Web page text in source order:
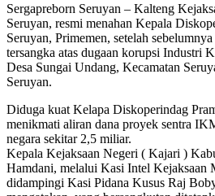
Sergapreborn Seruyan – Kalteng
Seruyan, resmi menahan Kepala
Seruyan, Primemen, setelah
tersangka atas dugaan korupsi Industri
Desa Sungai Undang, Kecamatan
Seruyan.
Diduga kuat Kelapa Diskoperindag
menikmati aliran dana proyek sentra
negara sekitar 2,5 miliar.
Kepala Kejaksaan Negeri ( Kajari )
Hamdani, melalui Kasi Intel Kejaksaan
didampingi Kasi Pidana Kusus Raj